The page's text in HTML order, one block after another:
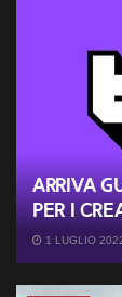
Arriva
per i
1 LUGLIO